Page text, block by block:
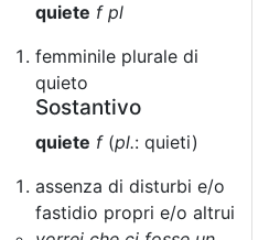
quiete f pl
femminile plurale di
quieto
Sostantivo
quiete f(pl.: quieti)
assenza di disturbi e/o
fastidio propri e/o altrui